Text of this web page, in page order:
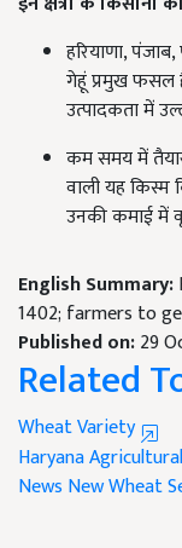
हरियाणा,
गेहूं प्रमुख फसल
उत्पादकता में
कम समय में
वाली यह
उनकी कमाई में
English Summary:
1402; farmers to
Published on:29
Related
Wheat Variety
Haryana
News New Wheat